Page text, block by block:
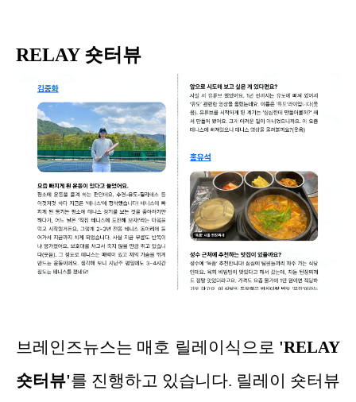
RELAY 숏터뷰
브레인즈뉴스는 매호 릴레이식으로 'RELAY
숏터뷰'를 진행하고 있습니다. 릴레이 숏터뷰